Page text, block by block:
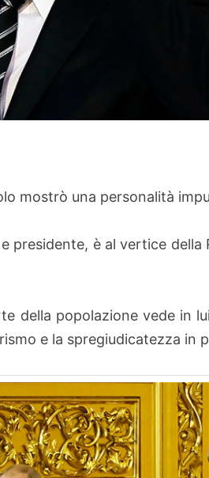
mostrò una personalità
presidente, è al vertice della
della popolazione vede in
e la spregiudicatezza in